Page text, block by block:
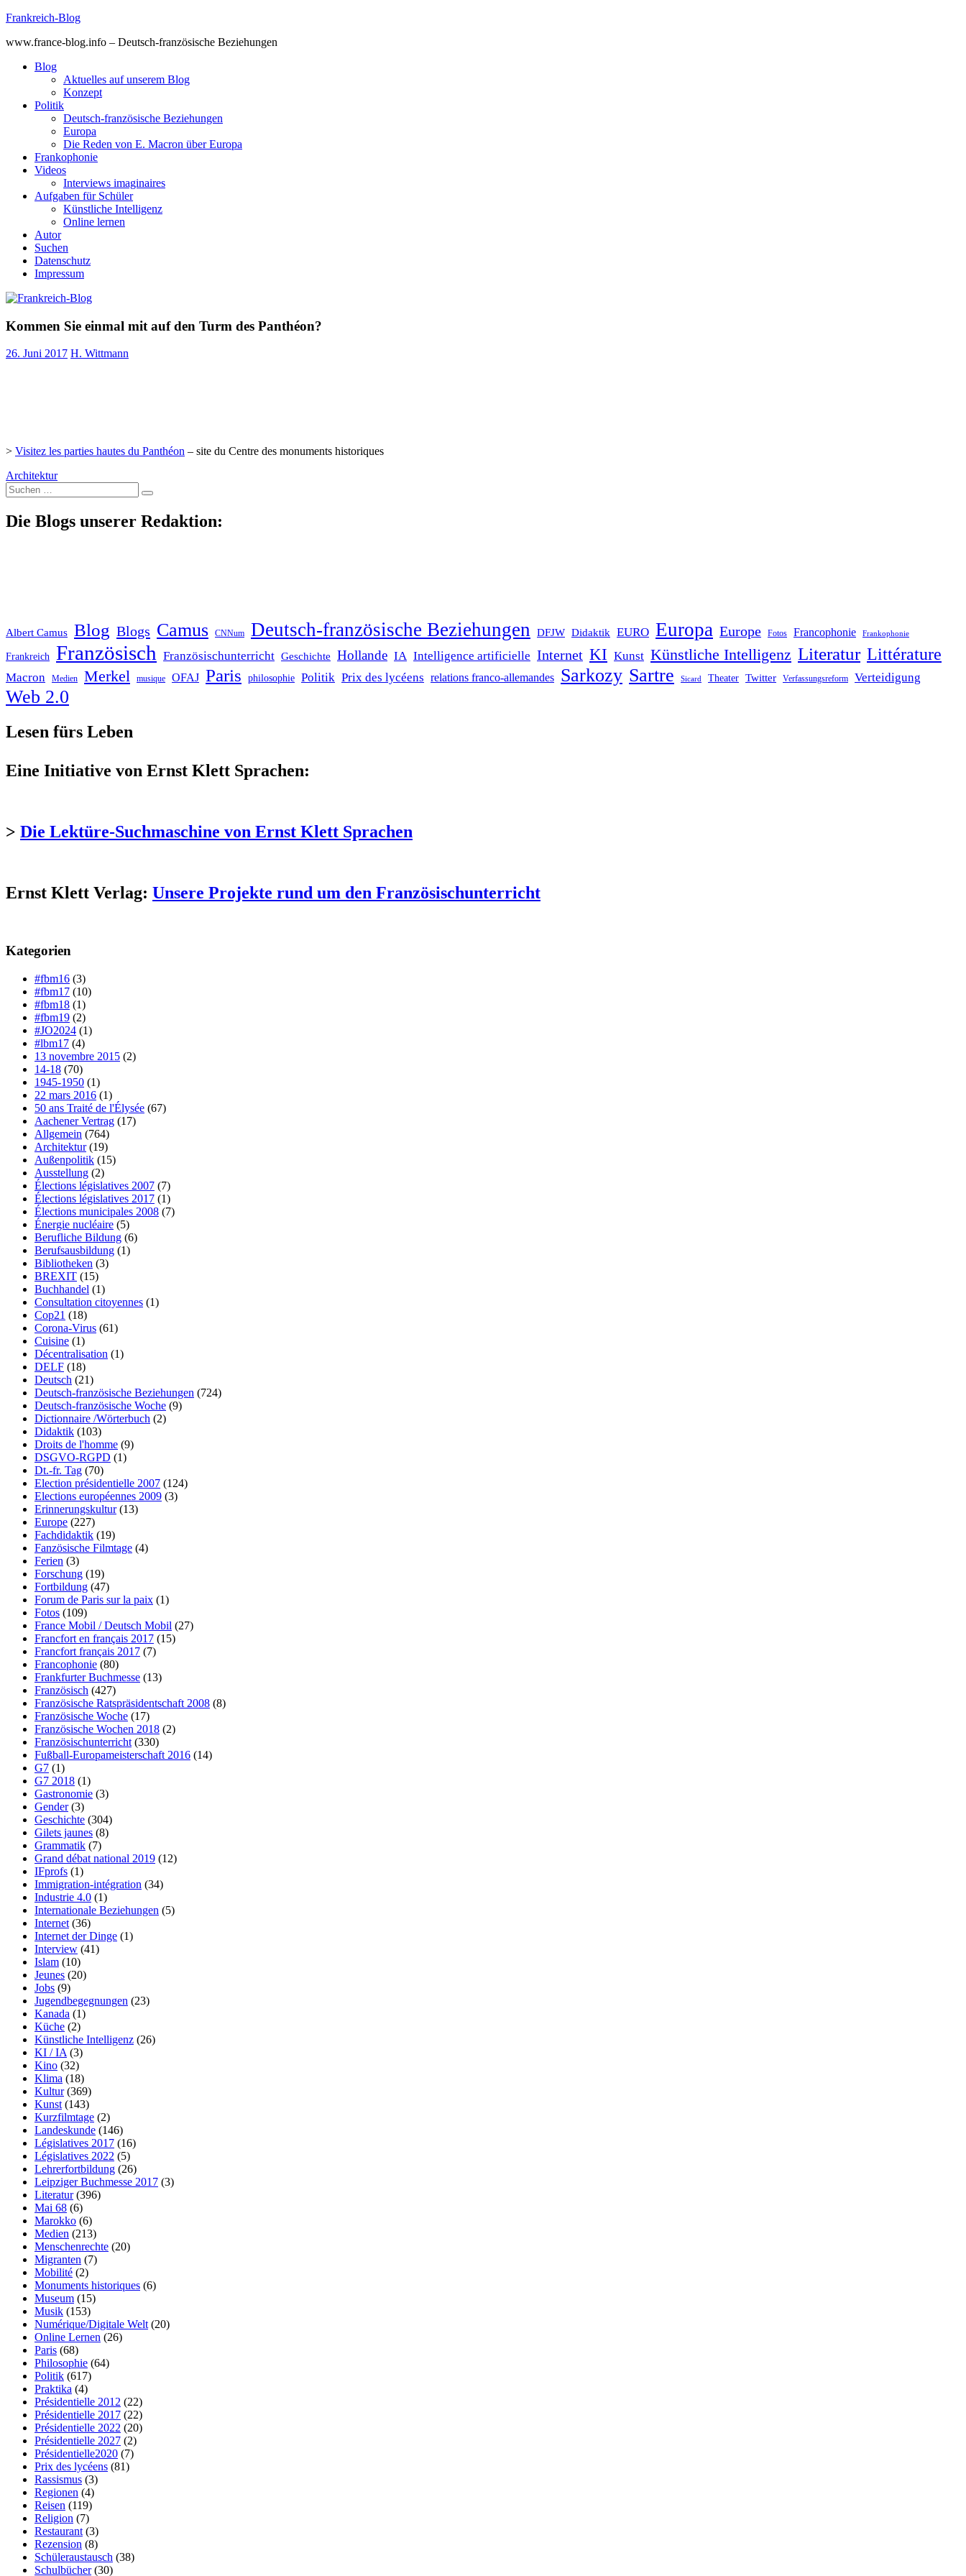
Skip
content
Frankreich-Blog
www.france-blog.info – Deutsch-französische Beziehungen
Blog
Aktuelles auf unserem Blog
Konzept
Politik
Deutsch-französische Beziehungen
Europa
Die Reden von E. Macron über Europa
Frankophonie
Videos
Interviews imaginaires
Aufgaben für Schüler
Künstliche Intelligenz
Online lernen
Autor
Suchen
Datenschutz
Impressum
Kommen Sie einmal mit auf den Turm des Panthéon?
26. Juni 2017 H. Wittmann
> Visitez les parties hautes du Panthéon – site du Centre des monuments historiques
Architektur
Suche
nach:
Die Blogs unserer Redaktion:
Albert Camus Blog Blogs Camus CNNum Deutsch-französische Beziehungen DFJW Didaktik EURO Europa Europe Fotos Francophonie Frankophonie
Frankreich Französisch Französischunterricht Geschichte Hollande IA Intelligence artificielle Internet KI Kunst Künstliche Intelligenz Literatur Littérature
Macron Medien Merkel musique OFAJ Paris philosophie Politik Prix des lycéens relations franco-allemandes Sarkozy Sartre Sicard Theater Twitter Verfassungsreform Verteidigung
Web 2.0
Lesen fürs Leben
Eine Initiative von Ernst Klett Sprachen:
> Die Lektüre-Suchmaschine von Ernst Klett Sprachen
Ernst Klett Verlag: Unsere Projekte rund um den Französischunterricht
Kategorien
#fbm16 (3)
#fbm17 (10)
#fbm18 (1)
#fbm19 (2)
#JO2024 (1)
#lbm17 (4)
13 novembre 2015 (2)
14-18 (70)
1945-1950 (1)
22 mars 2016 (1)
50 ans Traité de l'Élysée (67)
Aachener Vertrag (17)
Allgemein (764)
Architektur(19)
Außenpolitik (15)
Ausstellung (2)
Élections législatives 2007 (7)
Élections législatives 2017 (1)
Élections municipales 2008 (7)
Énergie nucléaire (5)
Berufliche Bildung (6)
Berufsausbildung (1)
Bibliotheken (3)
BREXIT (15)
Buchhandel (1)
Consultation citoyennes (1)
Cop21 (18)
Corona-Virus (61)
Cuisine (1)
Décentralisation (1)
DELF (18)
Deutsch (21)
Deutsch-französische Beziehungen (724)
Deutsch-französische Woche (9)
Dictionnaire /Wörterbuch (2)
Didaktik (103)
Droits de l'homme (9)
DSGVO-RGPD (1)
Dt.-fr. Tag (70)
Election présidentielle 2007 (124)
Elections européennes 2009 (3)
Erinnerungskultur(13)
Europe (227)
Fachdidaktik (19)
Fanzösische Filmtage (4)
Ferien (3)
Forschung (19)
Fortbildung (47)
Forum de Paris sur la paix (1)
Fotos (109)
France Mobil / Deutsch Mobil (27)
Francfort en français 2017 (15)
Francfort français 2017 (7)
Francophonie (80)
Frankfurter Buchmesse (13)
Französisch (427)
Französische Ratspräsidentschaft 2008 (8)
Französische Woche (17)
Französische Wochen 2018 (2)
Französischunterricht (330)
Fußball-Europameisterschaft 2016 (14)
G7 (1)
G7 2018 (1)
Gastronomie (3)
Gender(3)
Geschichte (304)
Gilets jaunes (8)
Grammatik (7)
Grand débat national 2019 (12)
IFprofs (1)
Immigration-intégration (34)
Industrie 4.0 (1)
Internationale Beziehungen (5)
Internet (36)
Internet der Dinge (1)
Interview (41)
Islam (10)
Jeunes (20)
Jobs (9)
Jugendbegegnungen (23)
Kanada (1)
Küche (2)
Künstliche Intelligenz (26)
KI / IA (3)
Kino (32)
Klima (18)
Kultur(369)
Kunst (143)
Kurzfilmtage (2)
Landeskunde (146)
Législatives 2017 (16)
Législatives 2022 (5)
Lehrerfortbildung (26)
Leipziger Buchmesse 2017 (3)
Literatur(396)
Mai 68 (6)
Marokko (6)
Medien (213)
Menschenrechte (20)
Migranten (7)
Mobilité (2)
Monuments historiques (6)
Museum (15)
Musik (153)
Numérique/Digitale Welt (20)
Online Lernen (26)
Paris (68)
Philosophie (64)
Politik (617)
Praktika (4)
Présidentielle 2012 (22)
Présidentielle 2017 (22)
Présidentielle 2022 (20)
Présidentielle 2027 (2)
Présidentielle2020 (7)
Prix des lycéens (81)
Rassismus (3)
Regionen (4)
Reisen (119)
Religion (7)
Restaurant (3)
Rezension (8)
Schüleraustausch (38)
Schulbücher(30)